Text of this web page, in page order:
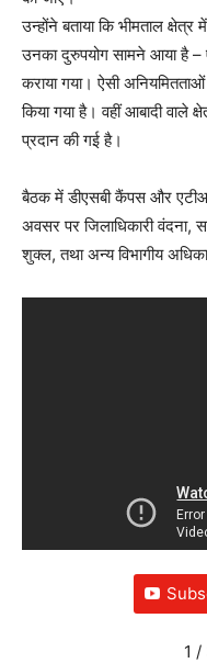
उन्होंने बताया कि भीमताल
उनका दुरुपयोग सामने आया है
कराया गया। ऐसी
किया गया है। वहीं आबादी वाले
प्रदान की गई है।
बैठक में डीएसबी कैंपस और
अवसर पर जिलाधिकारी वंदना,
शुक्ल, तथा अन्य विभागीय
1 /